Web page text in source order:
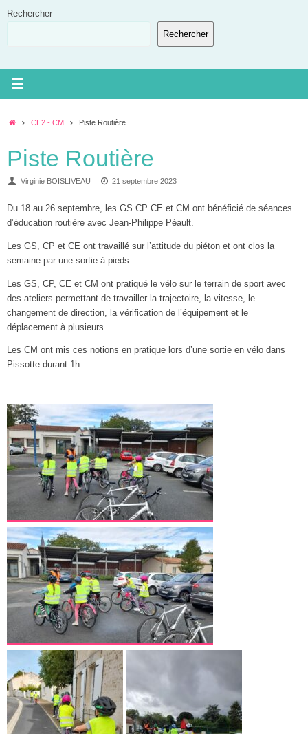
Rechercher
Rechercher
AccueilCE2 - CM Piste Routière
Piste Routière
Virginie BOISLIVEAU 21 septembre 2023
Du 18 au 26 septembre, les GS CP CE et CM ont bénéficié de séances
d’éducation routière avec Jean-Philippe Péault.
Les GS, CP et CE ont travaillé sur l’attitude du piéton et ont clos la
semaine par une sortie à pieds.
Les GS, CP, CE et CM ont pratiqué le vélo sur le terrain de sport avec
des ateliers permettant de travailler la trajectoire, la vitesse, le
changement de direction, la vérification de l’équipement et le
déplacement à plusieurs.
Les CM ont mis ces notions en pratique lors d’une sortie en vélo dans
Pissotte durant 1h.